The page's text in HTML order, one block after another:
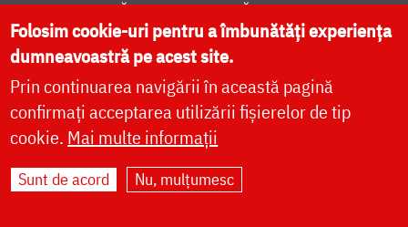
MAICI CU VIAȚĂ DUHOVNICEASCĂ
TEMATICĂ
SINAXAR ALFABETIC
MĂNĂSTIRI ȘI BISERICI
CALENDAR ORTODOX
WIDGET DOXOLOGIA
Folosim cookie-uri pentru a îmbunătăți experiența
dumneavoastră pe acest site.
Prin continuarea navigării în această pagină
confirmați acceptarea utilizării fișierelor de tip
cookie. Mai multe informații
Sunt de acord Nu, mulțumesc